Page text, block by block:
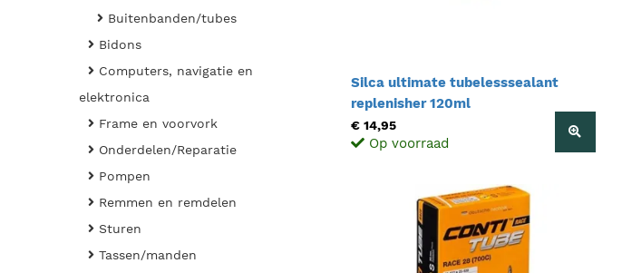
Buitenbanden/tubes
Bidons
Computers, navigatie en
elektronica
Frame en voorvork
Onderdelen/Reparatie
Pompen
Remmen en remdelen
Sturen
Tassen/manden
Silca ultimate tubelesssealant
replenisher 120ml
€ 14,95
Op voorraad